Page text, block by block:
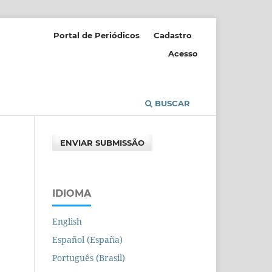
BUSCAR
Portal de Periódicos
Cadastro
Acesso
ENVIAR SUBMISSÃO
IDIOMA
English
Español (España)
Português (Brasil)